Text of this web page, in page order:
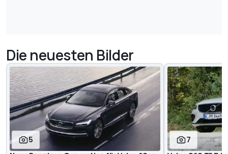
Die neuesten Bilder
5 7